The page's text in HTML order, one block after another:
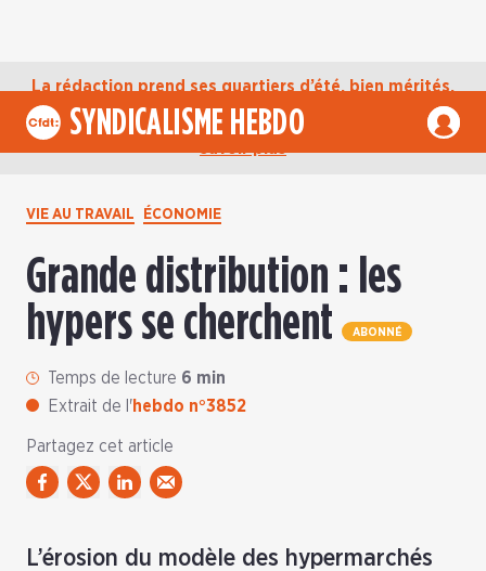
La rédaction prend ses quartiers d’été, bien mérités,
jusqu’au mardi 1er septembre. D’ici là, retrouvez
l’actualité de la CFDT sur notre compte Bluesky. En
SYNDICALISME HEBDO
VIE AU TRAVAIL ÉCONOMIE
Grande distribution : les
hypers se cherchent
ABONNÉ
Temps de lecture 6 min
Extrait de l'hebdo n°3852
Partagez cet article
L’érosion du modèle des hypermarchés